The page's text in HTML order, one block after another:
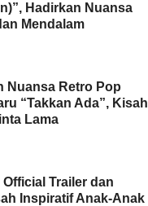
Hadirkan Nuansa
Mendalam
Nuansa Retro Pop
“Takkan Ada”, Kisah
Lama
Trailer dan
Inspiratif Anak-Anak